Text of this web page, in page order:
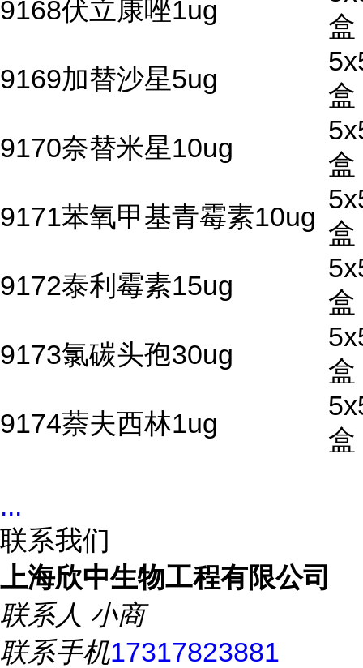
9168伏立康唑1ug
盒
9169加替沙星5ug
盒
9170奈替米星10ug
盒
9171苯氧甲基青霉素10ug
盒
9172泰利霉素15ug
盒
9173氯碳头孢30ug
盒
9174萘夫西林1ug
盒
...
联系我们
上海欣中生物工程有限公司
联系人 小商
联系手机17317823881